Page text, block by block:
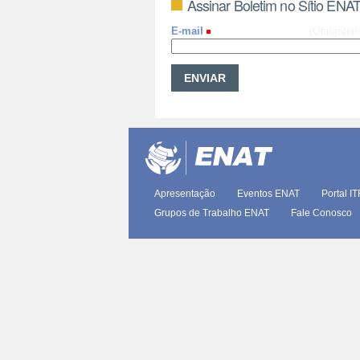
Assinar Boletim no Sítio ENAT
E-mail
Apresentação Eventos ENAT Portal
Grupos de Trabalho ENAT
Fale Conosco